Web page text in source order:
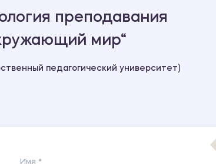
преподавания
мир“
педагогический университет)
Имя *